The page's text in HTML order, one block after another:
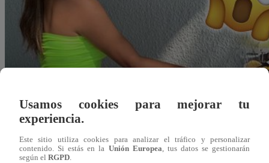
Usamos cookies para mejorar tu
experiencia.
Este sitio utiliza cookies para analizar el tráfico y personalizar
contenido. Si estás en la Unión Europea, tus datos se gestionarán
según el RGPD.